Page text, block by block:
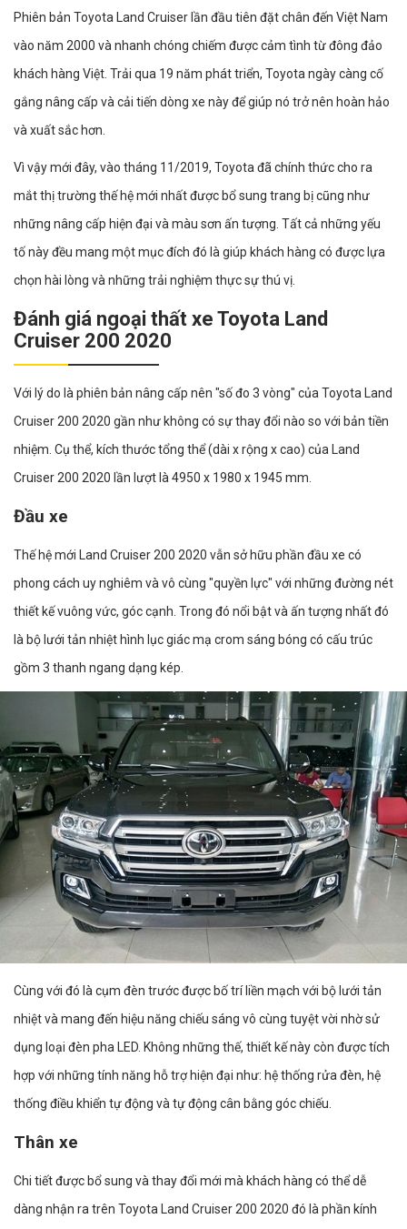
Phiên bản Toyota Land Cruiser lần đầu tiên đặt chân đến Việt Nam
vào năm 2000 và nhanh chóng chiếm được cảm tình từ đông đảo
khách hàng Việt. Trải qua 19 năm phát triển, Toyota ngày càng cố
gắng nâng cấp và cải tiến dòng xe này để giúp nó trở nên hoàn hảo
và xuất sắc hơn.
Vì vậy mới đây, vào tháng 11/2019, Toyota đã chính thức cho ra
mắt thị trường thế hệ mới nhất được bổ sung trang bị cũng như
những nâng cấp hiện đại và màu sơn ấn tượng. Tất cả những yếu
tố này đều mang một mục đích đó là giúp khách hàng có được lựa
chọn hài lòng và những trải nghiệm thực sự thú vị.
Đánh giá ngoại thất xe Toyota Land
Cruiser 200 2020
Với lý do là phiên bản nâng cấp nên "số đo 3 vòng" của Toyota Land
Cruiser 200 2020 gần như không có sự thay đổi nào so với bản tiền
nhiệm. Cụ thể, kích thước tổng thể (dài x rộng x cao) của Land
Cruiser 200 2020 lần lượt là 4950 x 1980 x 1945 mm.
Đầu xe
Thế hệ mới Land Cruiser 200 2020 vẫn sở hữu phần đầu xe có
phong cách uy nghiêm và vô cùng "quyền lực" với những đường nét
thiết kế vuông vức, góc cạnh. Trong đó nổi bật và ấn tượng nhất đó
là bộ lưới tản nhiệt hình lục giác mạ crom sáng bóng có cấu trúc
gồm 3 thanh ngang dạng kép.
Cùng với đó là cụm đèn trước được bố trí liền mạch với bộ lưới tản
nhiệt và mang đến hiệu năng chiếu sáng vô cùng tuyệt vời nhờ sử
dụng loại đèn pha LED. Không những thế, thiết kế này còn được tích
hợp với những tính năng hỗ trợ hiện đại như: hệ thống rửa đèn, hệ
thống điều khiển tự động và tự động cân bằng góc chiếu.
Thân xe
Chi tiết được bổ sung và thay đổi mới mà khách hàng có thể dễ
dàng nhận ra trên Toyota Land Cruiser 200 2020 đó là phần kính